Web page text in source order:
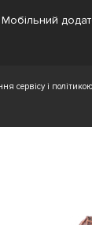
Мобільний
і політикою